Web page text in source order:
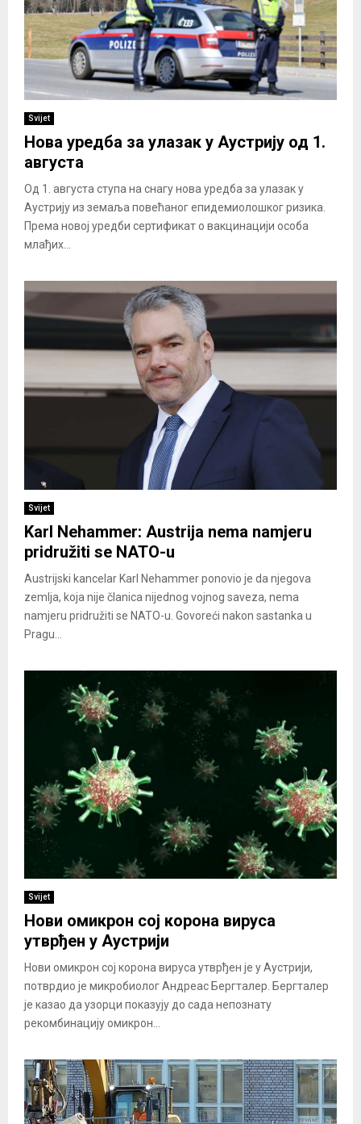
Svijet
Нова уредба за улазак у Аустрију од 1.
августа
Од 1. августа ступа на снагу нова уредба за улазак у
Аустрију из земаља повећаног епидемиолошког ризика.
Према новој уредби сертификат о вакцинацији особа
млађих...
Svijet
Karl Nehammer: Austrija nema namjeru
pridružiti se NATO-u
Austrijski kancelar Karl Nehammer ponovio je da njegova
zemlja, koja nije članica nijednog vojnog saveza, nema
namjeru pridružiti se NATO-u. Govoreći nakon sastanka u
Pragu...
Svijet
Нови омикрон сој корона вируса
утврђен у Аустрији
Нови омикрон сој корона вируса утврђен је у Аустрији,
потврдио је микробиолог Андреас Бергталер. Бергталер
је казао да узорци показују до сада непознату
рекомбинацију омикрон...